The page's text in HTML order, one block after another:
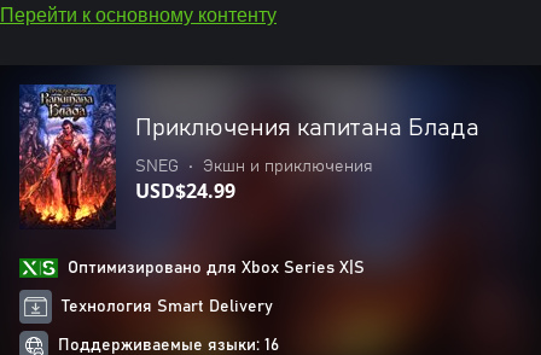
Перейти к основному контенту
Приключения капитана Блада
SNEG • Экшн и приключения
USD$24.99
Оптимизировано для Xbox Series X|S
Технология Smart Delivery
Поддерживаемые языки: 16